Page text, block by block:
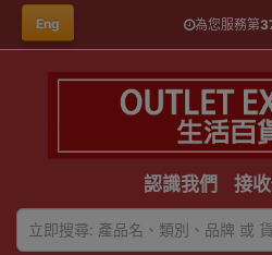
Eng 為您服務第
認識我們 接